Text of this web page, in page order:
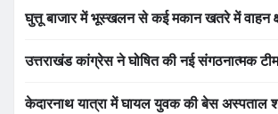
घुत्तू बाजार में भूस्खलन से कई मकान खतरे में वाहन
उत्तराखंड कांग्रेस ने घोषित की नई संगठनात्मक टीम
केदारनाथ यात्रा में घायल युवक की बेस अस्पताल